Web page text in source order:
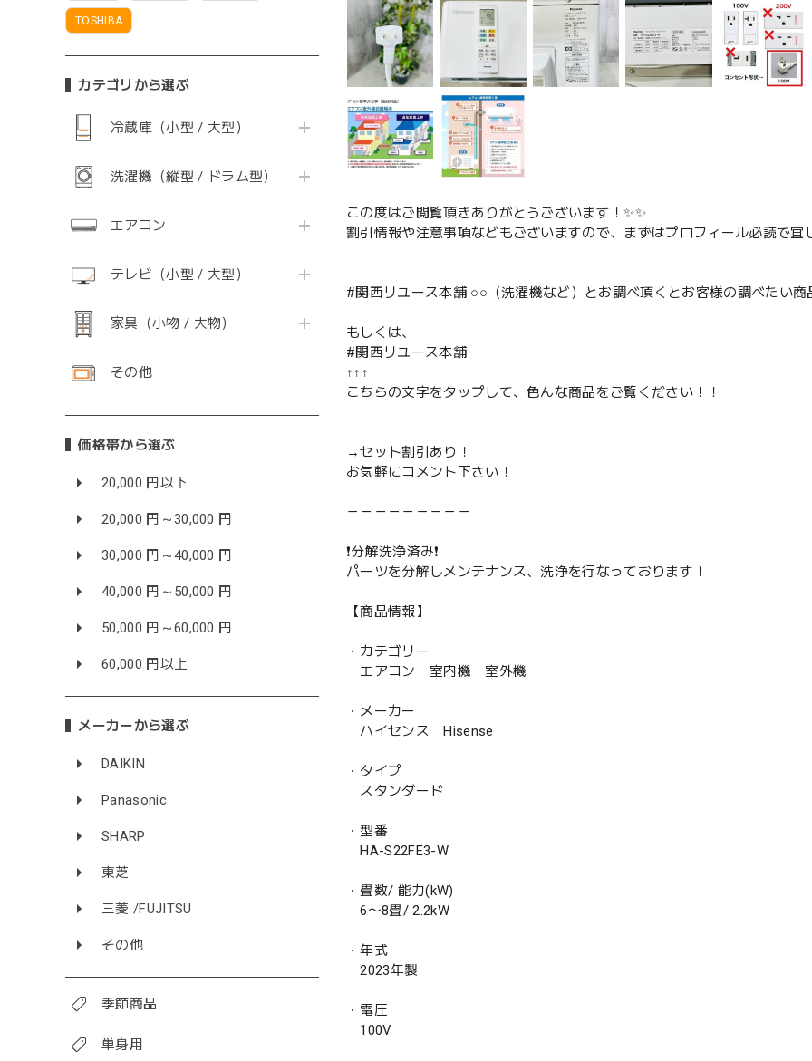
TOSHIBA
カテゴリから選ぶ
冷蔵庫（小型 / 大型）
洗濯機（縦型 / ドラム型）
エアコン
テレビ（小型 / 大型）
家具（小物 / 大物）
その他
価格帯から選ぶ
20,000 円以下
20,000 円～30,000 円
30,000 円～40,000 円
40,000 円～50,000 円
50,000 円～60,000 円
60,000 円以上
メーカーから選ぶ
DAIKIN
Panasonic
SHARP
東芝
三菱 /FUJITSU
その他
季節商品
単身用
この度はご閲覧頂きありがとうございます！✨✨
割引情報や注意事項などもございますので、まずはプロフィール必読で宜
#関西リユース本舗 ○○（洗濯機など）とお調べ頂くとお客様の調べたい商
もしくは、
#関西リユース本舗
↑↑↑
こちらの文字をタップして、色んな商品をご覧ください！！
→セット割引あり！
お気軽にコメント下さい！
－－－－－－－－－
❗️分解洗浄済み❗️
パーツを分解しメンテナンス、洗浄を行なっております！
【商品情報】
・カテゴリー
エアコン 室内機 室外機
・メーカー
ハイセンス Hisense
・タイプ
スタンダード
・型番
HA-S22FE3-W
・畳数/ 能力(kW)
6〜8畳/ 2.2kW
・年式
2023年製
・電圧
100V